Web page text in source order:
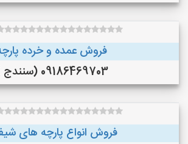
فروش عمده و خرده
09186469703 (سنندج )
فروش انواع پارچه های